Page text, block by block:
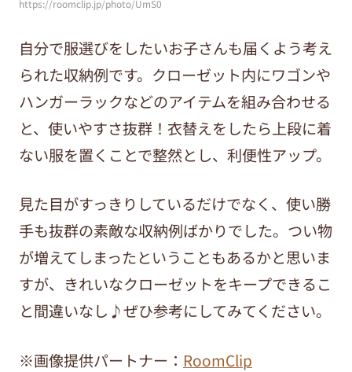
https://roomclip.jp/photo/UmS0
自分で服選びをしたいお子さんも届くよう考え
られた収納例です。クローゼット内にワゴンや
ハンガーラックなどのアイテムを組み合わせる
と、使いやすさ抜群！衣替えをしたら上段に着
ない服を置くことで整然とし、利便性アップ。
見た目がすっきりしているだけでなく、使い勝
手も抜群の素敵な収納例ばかりでした。つい物
が増えてしまったということもあるかと思いま
すが、きれいなクローゼットをキープできるこ
と間違いなし♪ぜひ参考にしてみてください。
※画像提供パートナー： RoomClip